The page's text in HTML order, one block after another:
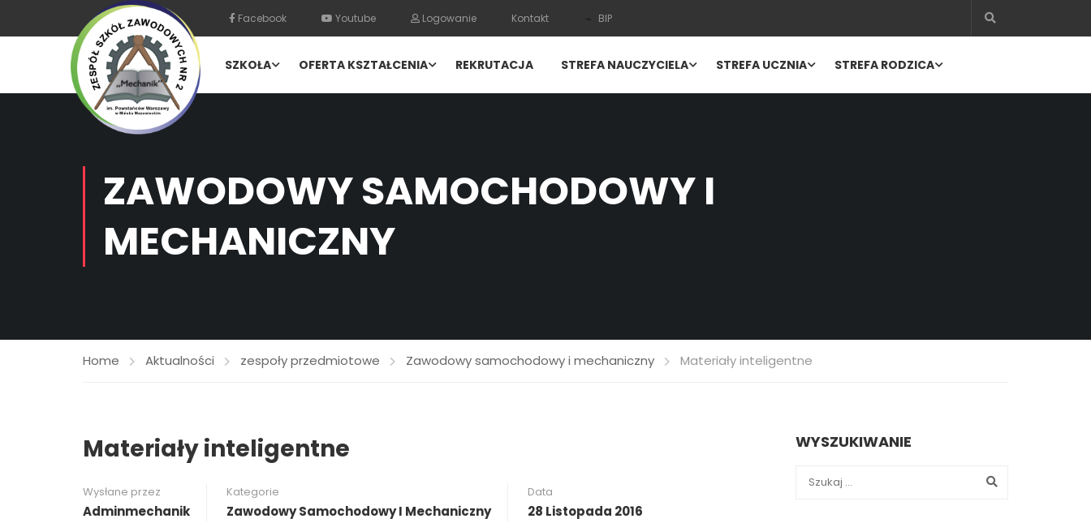
Facebook Youtube Logowanie Kontakt BIP
SZKOŁA OFERTA KSZTAŁCENIA REKRUTACJA STREFA NAUCZYCIELA STREFA UCZNIA STREFA RODZICA
ZAWODOWY SAMOCHODOWY I
MECHANICZNY
Home Aktualności zespoły przedmiotowe Zawodowy samochodowy i mechaniczny Materiały inteligentne
Materiały inteligentne
Wysłane przez
Adminmechanik
Kategorie
Zawodowy Samochodowy I Mechaniczny
Data
28 Listopada 2016
WYSZUKIWANIE